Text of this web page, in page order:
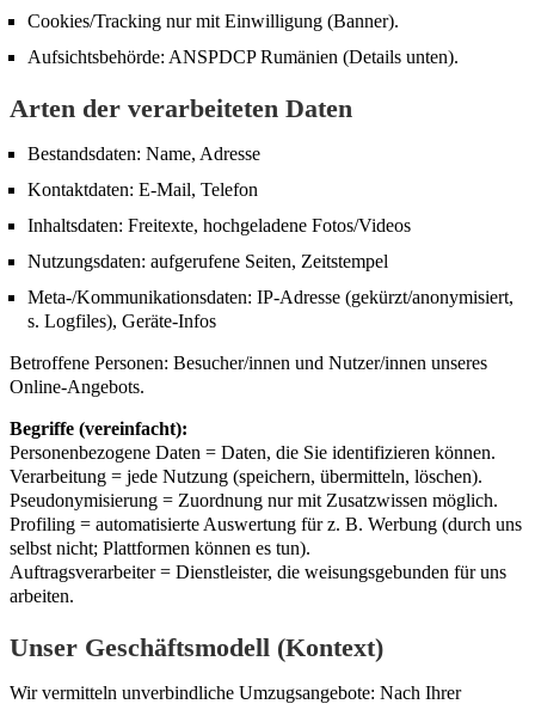
Cookies/Tracking nur mit Einwilligung (Banner).
Aufsichtsbehörde: ANSPDCP Rumänien (Details unten).
Arten der verarbeiteten Daten
Bestandsdaten: Name, Adresse
Kontaktdaten: E-Mail, Telefon
Inhaltsdaten: Freitexte, hochgeladene Fotos/Videos
Nutzungsdaten: aufgerufene Seiten, Zeitstempel
Meta-/Kommunikationsdaten: IP-Adresse (gekürzt/anonymisiert,
s. Logfiles), Geräte-Infos
Betroffene Personen: Besucher/innen und Nutzer/innen unseres
Online-Angebots.
Begriffe (vereinfacht):
Personenbezogene Daten = Daten, die Sie identifizieren können.
Verarbeitung = jede Nutzung (speichern, übermitteln, löschen).
Pseudonymisierung = Zuordnung nur mit Zusatzwissen möglich.
Profiling = automatisierte Auswertung für z. B. Werbung (durch uns
selbst nicht; Plattformen können es tun).
Auftragsverarbeiter = Dienstleister, die weisungsgebunden für uns
arbeiten.
Unser Geschäftsmodell (Kontext)
Wir vermitteln unverbindliche Umzugsangebote: Nach Ihrer